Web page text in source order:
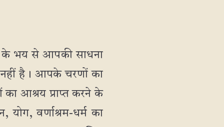
के भय से आपकी साधना
है। आपके चरणों का
का आश्रय प्राप्त करने के
योग, वर्णाश्रम-धर्म का